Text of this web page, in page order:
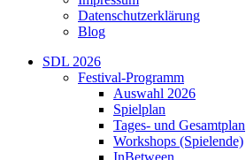
Datenschutzerklärung
Blog
SDL 2026
Festival-Programm
Auswahl 2026
Spielplan
Tages- und Gesamtplan
Workshops (Spielende)
InBetween